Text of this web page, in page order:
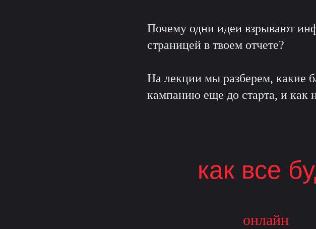
Почему одни идеи взрывают
страницей в твоем отчете?
На лекции мы разберем, какие
кампанию еще до старта, и как
как все
онлайн